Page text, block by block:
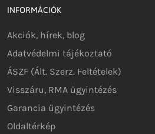
INFORMÁCIÓK
Akciók, hírek, blog
Adatvédelmi tájékoztató
ÁSZF (Ált. Szerz. Feltételek)
Visszáru, RMA ügyintézés
Garancia ügyintézés
Oldaltérkép